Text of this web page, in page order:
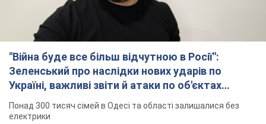
"Війна буде все більш відчутною в Росії":
Зеленський про наслідки нових ударів по
Україні, важливі звіти й атаки по об'єктах
ворога. Відео
Понад 300 тисяч сімей в Одесі та області залишалися без
електрики